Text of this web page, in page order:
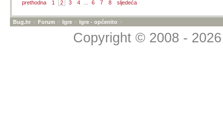
prethodna 1 2 3 4 6 7 8 sljedeća
Bug.hr » Forum » Igre » Igre - općenito »
Copyright © 2008 -